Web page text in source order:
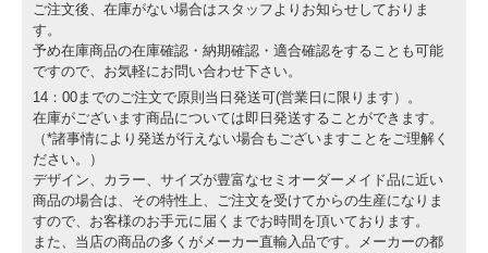
ご注文後、在庫がない場合はスタッフよりお知らせしておりま
す。
予め在庫商品の在庫確認・納期確認・適合確認をすることも可能
ですので、お気軽にお問い合わせ下さい。
14：00までのご注文で原則当日発送可(営業日に限ります）。
在庫がございます商品については即日発送することができます。
（*諸事情により発送が行えない場合もございますことをご理解く
ださい。）
デザイン、カラー、サイズが豊富なセミオーダーメイド品に近い
商品の場合は、その特性上、ご注文を受けてからの生産になりま
すので、お客様のお手元に届くまでお時間を頂いております。
また、当店の商品の多くがメーカー直輸入品です。メーカーの都